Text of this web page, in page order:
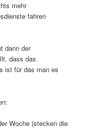
mehr
fahren
dann der
dass das
ist für das man es
Woche (stecken die